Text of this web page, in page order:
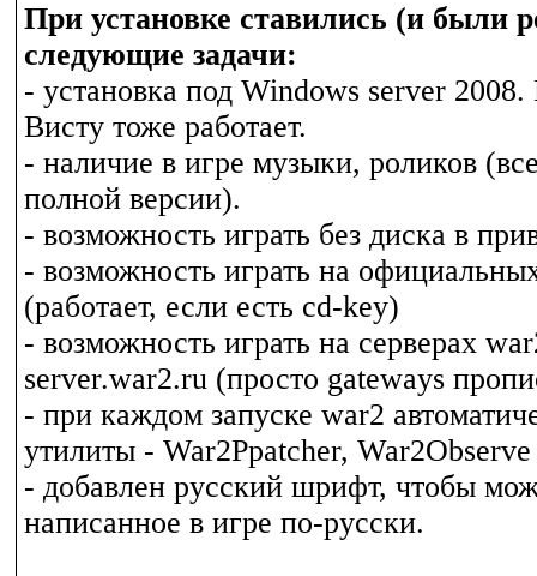
При установке ставились (и были
следующие задачи:
- установка под Windows server 2008.
Висту тоже работает.
- наличие в игре музыки, роликов
полной версии).
- возможность играть без диска в
- возможность играть на
(работает, если есть cd-key)
- возможность играть на серверах
server.war2.ru (просто gateways
- при каждом запуске war2
утилиты - War2Ppatcher, War2Observe
- добавлен русский шрифт, чтобы
написанное в игре по-русски.